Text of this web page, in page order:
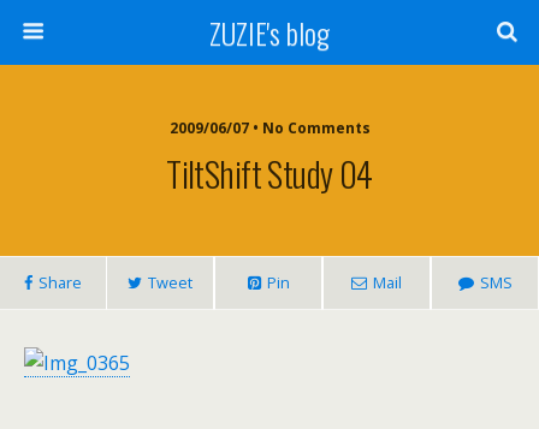
ZUZIE's blog
2009/06/07 • No Comments
TiltShift Study 04
Share Tweet Pin Mail SMS